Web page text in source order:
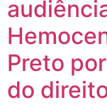
Preto
do